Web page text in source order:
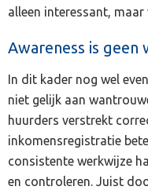
alleen interessant,
Awareness is geen
In dit kader nog wel
niet gelijk aan
huurders verstrekt
inkomensregistratie
consistente werkwijze
en controleren. Juist